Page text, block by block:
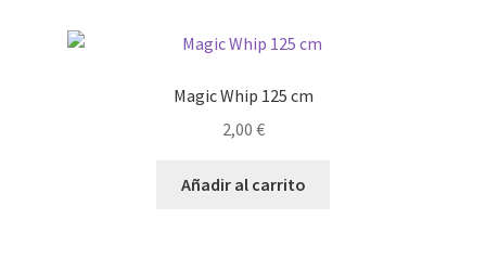
Magic Whip 125 cm
2,00 €
Añadir al carrito